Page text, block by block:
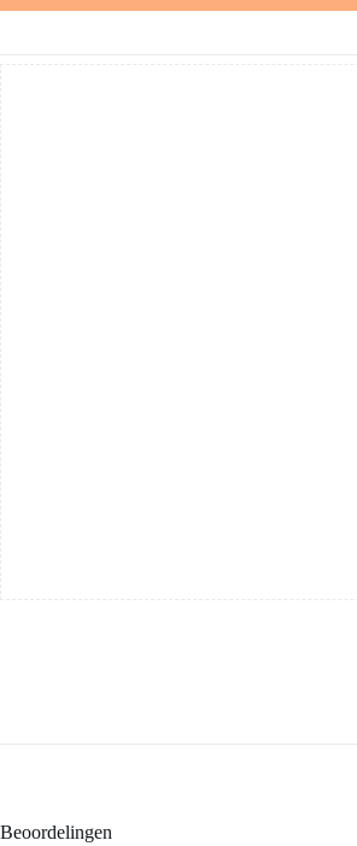
Beoordelingen